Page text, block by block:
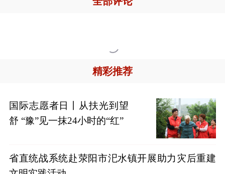

精彩推荐
国际志愿者日丨从扶光到望
舒 “豫”见一抹24小时的“红”
省直统战系统赴荥阳市汜水镇开展助力灾后重建